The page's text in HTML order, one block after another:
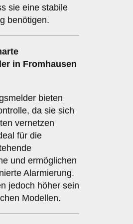
sie eine stabile
benötigen.
in Fromhausen
bieten
da sie sich
vernetzen
für die
und ermöglichen
Alarmierung.
jedoch höher sein
Modellen.